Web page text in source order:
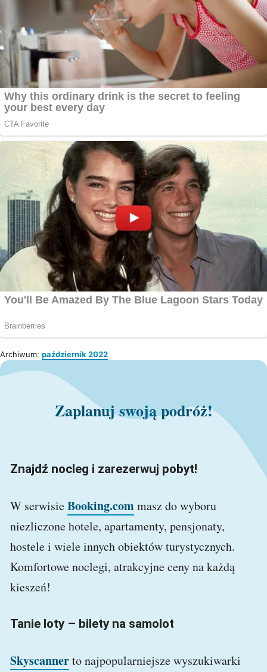
Archiwum: październik 2022
Zaplanuj swoją podróż!
Znajdź nocleg i zarezerwuj pobyt!
W serwisieBooking.commasz do wyboru
niezliczone hotele, apartamenty, pensjonaty,
hostele i wiele innych obiektów turystycznych.
Komfortowe noclegi, atrakcyjne ceny na każdą
kieszeń!
Tanie loty – bilety na samolot
Skyscannerto najpopularniejsze wyszukiwarki